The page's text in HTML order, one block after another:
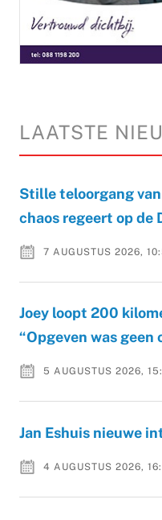
LAATSTE
Stille teloorgang
chaos regeert op de
7 AUGUSTUS 2026,
Joey loopt 200
“Opgeven was geen
5 AUGUSTUS 2026,
Jan Eshuis nieuwe
4 AUGUSTUS 2026,